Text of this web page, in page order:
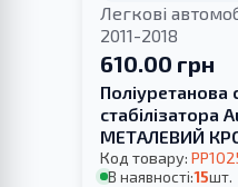
Легкові
2011-2018
610.00 грн
Поліуретанова
стабілізатора
МЕТАЛЕВИЙ
Код товару:
В наявності:15шт.